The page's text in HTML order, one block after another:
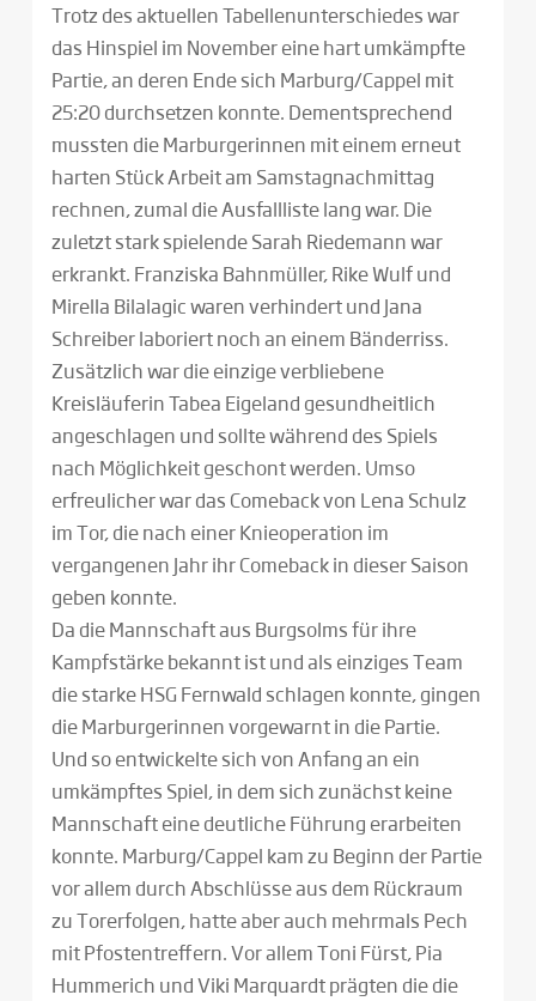
Trotz des aktuellen Tabellenunterschiedes war
das Hinspiel im November eine hart umkämpfte
Partie, an deren Ende sich Marburg/Cappel mit
25:20 durchsetzen konnte. Dementsprechend
mussten die Marburgerinnen mit einem erneut
harten Stück Arbeit am Samstagnachmittag
rechnen, zumal die Ausfallliste lang war. Die
zuletzt stark spielende Sarah Riedemann war
erkrankt. Franziska Bahnmüller, Rike Wulf und
Mirella Bilalagic waren verhindert und Jana
Schreiber laboriert noch an einem Bänderriss.
Zusätzlich war die einzige verbliebene
Kreisläuferin Tabea Eigeland gesundheitlich
angeschlagen und sollte während des Spiels
nach Möglichkeit geschont werden. Umso
erfreulicher war das Comeback von Lena Schulz
im Tor, die nach einer Knieoperation im
vergangenen Jahr ihr Comeback in dieser Saison
geben konnte.
Da die Mannschaft aus Burgsolms für ihre
Kampfstärke bekannt ist und als einziges Team
die starke HSG Fernwald schlagen konnte, gingen
die Marburgerinnen vorgewarnt in die Partie.
Und so entwickelte sich von Anfang an ein
umkämpftes Spiel, in dem sich zunächst keine
Mannschaft eine deutliche Führung erarbeiten
konnte. Marburg/Cappel kam zu Beginn der Partie
vor allem durch Abschlüsse aus dem Rückraum
zu Torerfolgen, hatte aber auch mehrmals Pech
mit Pfostentreffern. Vor allem Toni Fürst, Pia
Hummerich und Viki Marquardt prägten die die